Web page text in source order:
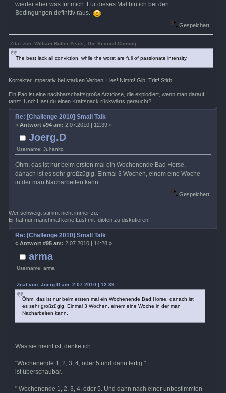
wieder eher was für mich. Für dieses Mal bin ich bei den
Bedingungen definitiv raus.
Gespeichert
Zitat von: William Butler Yeats, The Second Coming
The best lack all conviction, while the worst are full of passionate intensity.
Korrekter Imperativ bei starken Verben: Lies! Nimm! Gib! Tritt! Stirb!
Ein Pao ist eine nachbarschaftsgroße Arztdose, die explodiert, wenn man darauf
tanzt. Und: Hast du einen Kraftsnack rückwärts geraucht?
Joerg.D
Username: Juhanito
Re: [Challenge 2010] Small Talk
« Antwort #94 am: 2.07.2010 | 12:39 »
Öhm, das ist nur beim ersten mal ein Wochenende Bad Horse,
danach ist es sehr großzügig. Einmal 3 Wochen, einem eine Woche
in der man Nacharbeiten kann.
Gespeichert
Wer schweigt stimmt nicht immer zu.
Er hat nur manchmal keine Lust mit Idioten zu diskutieren.
arma
Username: arma
Re: [Challenge 2010] Small Talk
« Antwort #95 am: 2.07.2010 | 14:28 »
Zitat von: Joerg.D am 2.07.2010 | 12:39
Öhm, das ist nur beim ersten mal ein Wochenende Bad Horse, danach ist
es sehr großzügig. Einmal 3 Wochen, einem eine Woche in der man
Nacharbeiten kann.
Was sie meint ist, denke ich:
"Wochenende 1, 2, 3, 4, oder 5 und dann fertig."
ist überschaubar.
" Wochenende 1, 2, 3, 4, oder 5. Und dann nach einer unbestimmten